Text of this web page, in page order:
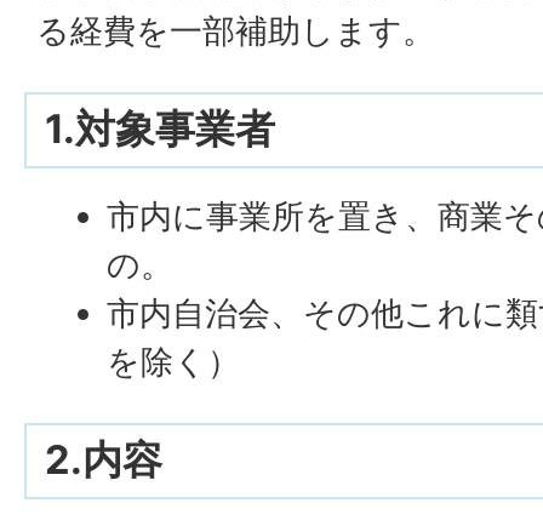
る経費を一部補助します。
1.対象事業者
市内に事業所を置き、商業
の。
市内自治会、その他これに
を除く）
2.内容